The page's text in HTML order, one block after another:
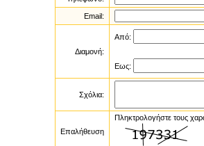
Email:
Διαμονή:
Από:
Εως:
Σχόλια:
Επαλήθευση
Πληκτρολογήστε τους